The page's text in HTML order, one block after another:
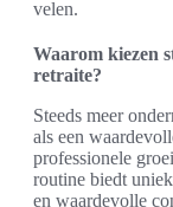
velen.
Waarom kiezen
retraite?
Steeds meer
als een
professionele
routine biedt
en waardevolle